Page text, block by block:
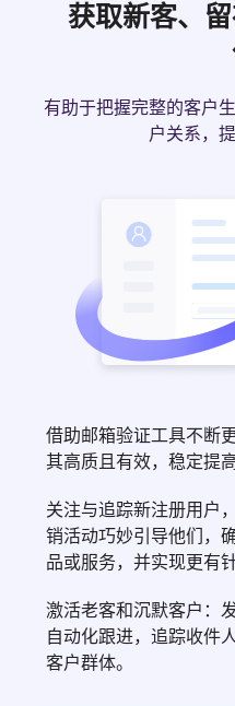
获取新客、
有助于把握完整的客户
户关系，
借助邮箱验证工具不断
其高质且有效，稳定提
关注与追踪新注册用户
销活动巧妙引导他们，
品或服务，并实现更有
激活老客和沉默客户：
自动化跟进，追踪收件
客户群体。